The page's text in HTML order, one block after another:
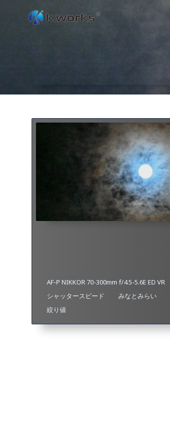
AF-P NIKKOR 70-300mm f/4.5-5.6E ED VR
シャッタースピード
みなとみらい
絞り値